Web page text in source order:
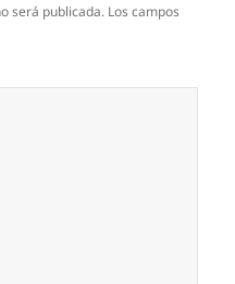
será publicada. Los campos